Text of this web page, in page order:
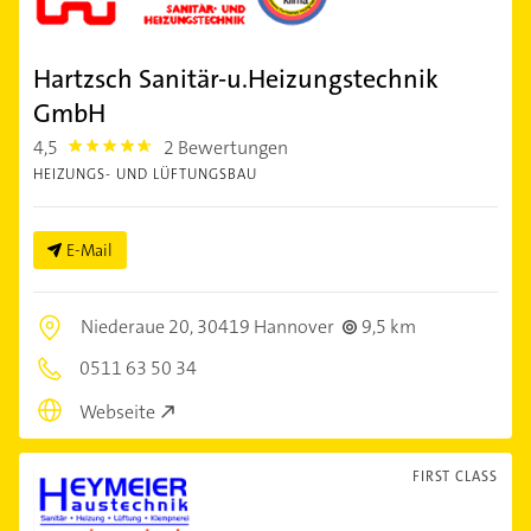
Hartzsch Sanitär-u.Heizungstechnik
GmbH
4,5 4.5 2 Bewertungen
HEIZUNGS- UND LÜFTUNGSBAU
E-Mail
Niederaue 20,30419 Hannover
9,5 km
0511 63 50 34
Webseite
FIRST CLASS